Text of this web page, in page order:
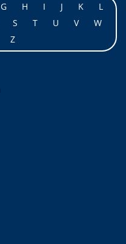
G H I J K
L
S T U V
W
Z